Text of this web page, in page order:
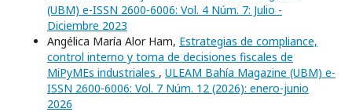
(UBM) e-ISSN 2600-6006: Vol. 4 Núm. 7: Julio -
Diciembre 2023
Angélica María Alor Ham, Estrategias de compliance,
control interno y toma de decisiones fiscales de
MiPyMEs industriales , ULEAM Bahía Magazine (UBM) e-
ISSN 2600-6006: Vol. 7 Núm. 12 (2026): enero-junio
2026